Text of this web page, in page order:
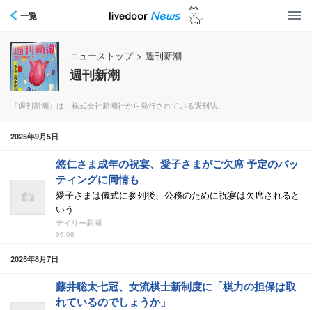
一覧
ニューストップ > 週刊新潮
週刊新潮
『週刊新潮』は、株式会社新潮社から発行されている週刊誌。
2025年9月5日
悠仁さま成年の祝宴、愛子さまがご欠席 予定のバッ
ティングに同情も
愛子さまは儀式に参列後、公務のために祝宴は欠席されると
いう
デイリー新潮
06:08
2025年8月7日
藤井聡太七冠、女流棋士新制度に「棋力の担保は取
れているのでしょうか」